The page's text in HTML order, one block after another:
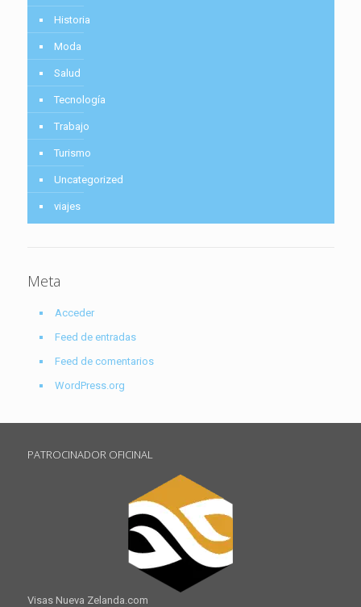
Historia
Moda
Salud
Tecnología
Trabajo
Turismo
Uncategorized
viajes
Meta
Acceder
Feed de entradas
Feed de comentarios
WordPress.org
PATROCINADOR OFICINAL
Visas Nueva Zelanda.com